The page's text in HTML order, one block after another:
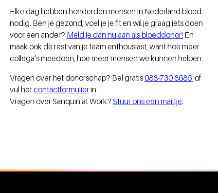
Elke dag hebben honderden mensen in Nederland bloed
nodig. Ben je gezond, voel je je fit en wil je graag iets doen
voor een ander? Meld je dan nu aan als bloeddonor! En
maak ook de rest van je team enthousiast, want hoe meer
collega’s meedoen, hoe meer mensen we kunnen helpen.
Vragen over het donorschap? Bel gratis088-730 8686 of
vul hetcontactformulierin.
Vragen over Sanquin at Work? Stuur ons een mailtje.